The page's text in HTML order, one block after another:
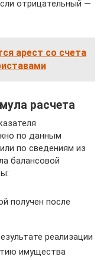
отрицательный —
арест со счета
расчета
по данным
по сведениям из
балансовой
получен после
реализации
имущества